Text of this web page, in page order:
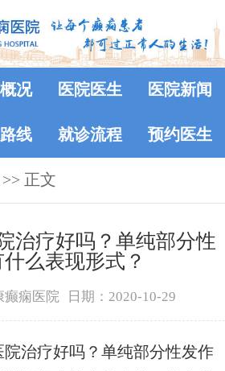
况 医院医生 医院新闻
线 就诊流程 预约医生
>> 正文
治疗好吗？单纯部分性
么表现形式？
癫痫医院 日期：2020-10-29
治疗好吗？单纯部分性发作